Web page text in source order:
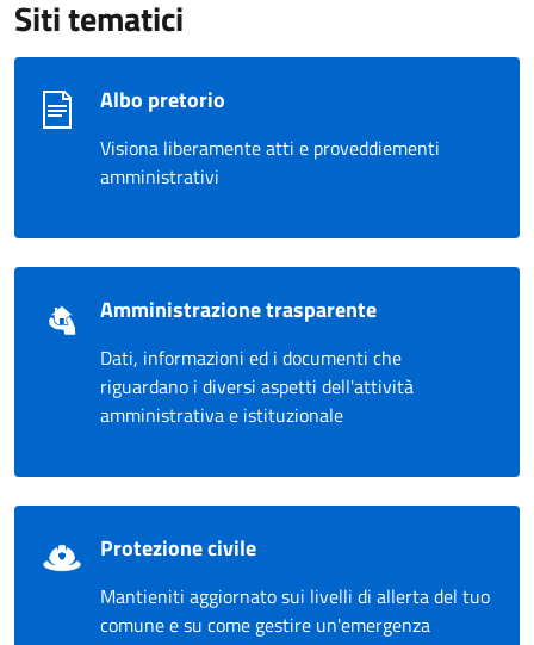
Siti tematici
Albo pretorio
Visiona liberamente atti e proveddiementi
amministrativi
Amministrazione trasparente
Dati, informazioni ed i documenti che
riguardano i diversi aspetti dell'attività
amministrativa e istituzionale
Protezione civile
Mantieniti aggiornato sui livelli di allerta del tuo
comune e su come gestire un'emergenza